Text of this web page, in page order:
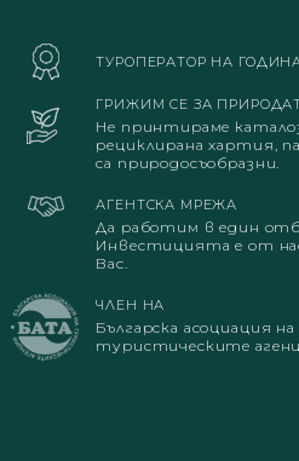
ТУРОПЕРАТОР НА
ГРИЖИМ СЕ ЗА
Не принтираме
рециклирана хартия,
са природосъобразни.
АГЕНТСКА МРЕЖА
Да работим в един
Инвестицията е от
Вас.
ЧЛЕН НА
Българска асоциация на
туристическите